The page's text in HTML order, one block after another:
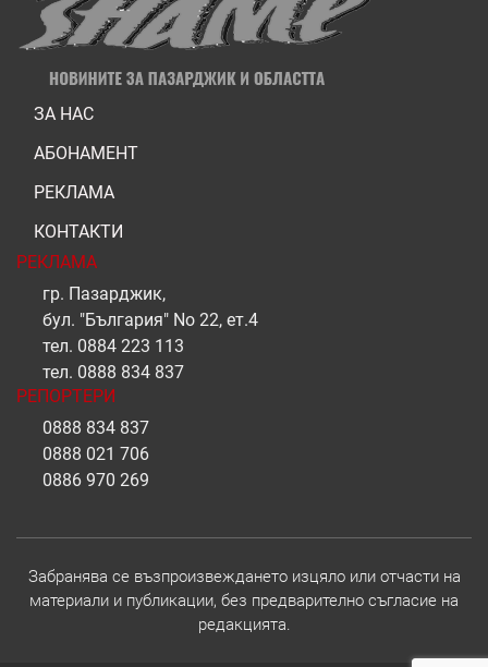
ЗА НАС
АБОНАМЕНТ
РЕКЛАМА
КОНТАКТИ
РЕКЛАМА
гр. Пазарджик,
бул. "България" No 22, ет.4
тел. 0884 223 113
тел. 0888 834 837
РЕПОРТЕРИ
0888 834 837
0888 021 706
0886 970 269
Забранява се възпроизвеждането изцяло или отчасти на
материали и публикации, без предварително съгласие на
редакцията.